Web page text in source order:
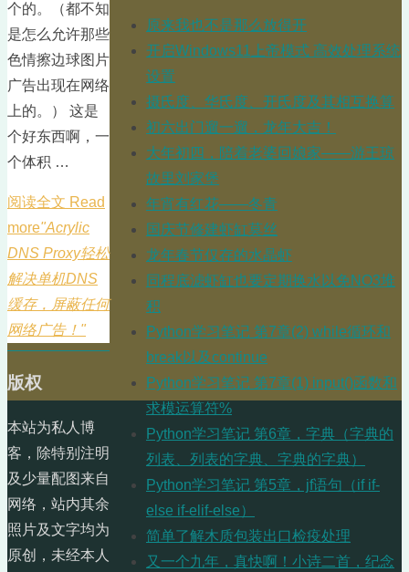
个的。（都不知
是怎么允许那些
色情擦边球图片
广告出现在网络
上的。） 这是
个好东西啊，一
个体积 …
阅读全文 Read
more"Acrylic
DNS Proxy轻松
解决单机DNS
缓存，屏蔽任何
网络广告！"
原来我也不是那么放得开
开启Windows11上帝模式 高效处理系统
设置
摄氏度、华氏度、开氏度及其相互换算
初六出门遛一遛，龙年大吉！
大年初四，陪着老婆回娘家——游王琼
故里刘家堡
年宵有红花——冬青
国庆节修建虾缸莫丝
龙年春节仅存的水晶虾
同程底滤虾缸也要定期换水以免NO3堆
积
Python学习笔记 第7章(2) while循环和
break以及continue
Python学习笔记 第7章(1) input()函数和
求模运算符%
Python学习笔记 第6章，字典（字典的
列表、列表的字典、字典的字典）
Python学习笔记 第5章，jf语句（if if-
else if-elif-else）
简单了解木质包装出口检疫处理
又一个九年，真快啊！小诗二首，纪念
版权
本站为私人博
客，除特别注明
及少量配图来自
网络，站内其余
照片及文字均为
原创，未经本人